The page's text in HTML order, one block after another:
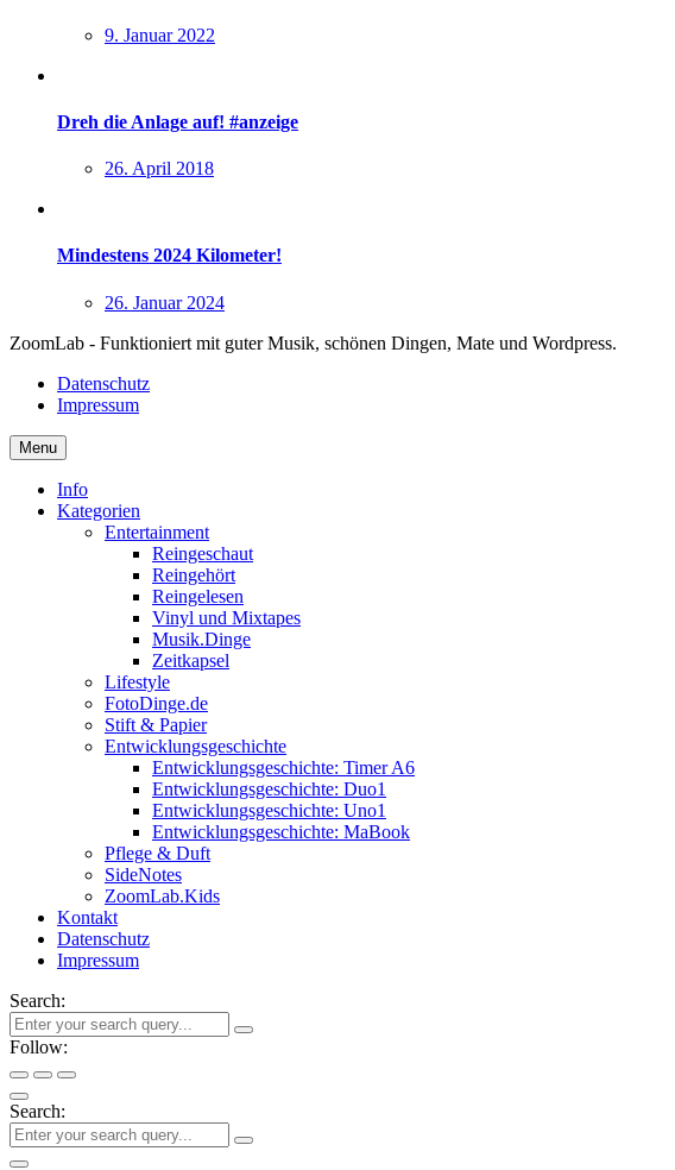
9. Januar 2022
Dreh die Anlage auf! #anzeige
26. April 2018
Mindestens 2024 Kilometer!
26. Januar 2024
ZoomLab - Funktioniert mit guter Musik, schönen Dingen, Mate und Wordpress.
Datenschutz
Impressum
Menu
Info
Kategorien
Entertainment
Reingeschaut
Reingehört
Reingelesen
Vinyl und Mixtapes
Musik.Dinge
Zeitkapsel
Lifestyle
FotoDinge.de
Stift & Papier
Entwicklungsgeschichte
Entwicklungsgeschichte: Timer A6
Entwicklungsgeschichte: Duo1
Entwicklungsgeschichte: Uno1
Entwicklungsgeschichte: MaBook
Pflege & Duft
SideNotes
ZoomLab.Kids
Kontakt
Datenschutz
Impressum
Search:
Follow:
Search: